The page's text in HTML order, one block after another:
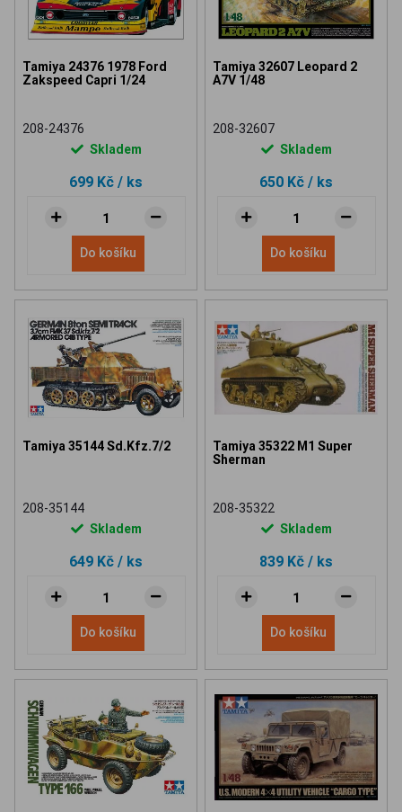
Tamiya 24376 1978 Ford
Zakspeed Capri 1/24
208-24376
Skladem
699 Kč / ks
Do košíku
Tamiya 32607 Leopard 2
A7V 1/48
208-32607
Skladem
650 Kč / ks
Do košíku
Tamiya 35144 Sd.Kfz.7/2
208-35144
Skladem
649 Kč / ks
Do košíku
Tamiya 35322 M1 Super
Sherman
208-35322
Skladem
839 Kč / ks
Do košíku